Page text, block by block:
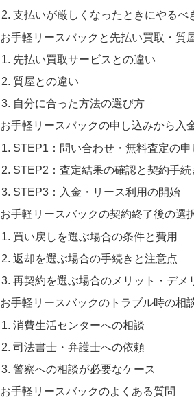
支払いが厳しくなったときにやるべ
お手軽リースバックと先払い買取・質
先払い買取サービスとの違い
質屋との違い
自分に合った方法の選び方
お手軽リースバックの申し込みから入
STEP1：問い合わせ・無料査定の申
STEP2：査定結果の確認と契約手続
STEP3：入金・リース利用の開始
お手軽リースバックの契約終了後の選
買い戻しを選ぶ場合の条件と費用
返却を選ぶ場合の手続きと注意点
再契約を選ぶ場合のメリット・デメ
お手軽リースバックのトラブル時の相
消費生活センターへの相談
司法書士・弁護士への依頼
警察への相談が必要なケース
お手軽リースバックのよくある質問